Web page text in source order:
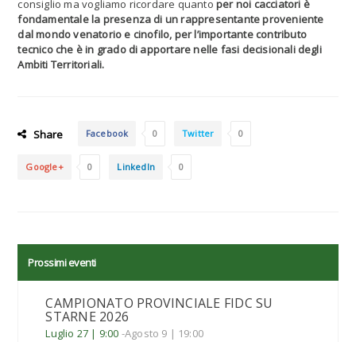
consiglio ma vogliamo ricordare quantoper noi cacciatori è
fondamentale la presenza di un rappresentante proveniente
dalmondo venatorio e cinofilo, per l’importante contributo
tecnico che è in grado di apportare nelle fasi decisionali degli
Ambiti Territoriali.
Share Facebook 0 Twitter 0
Google+ 0 LinkedIn 0
Prossimi eventi
CAMPIONATO PROVINCIALE FIDC SU
STARNE 2026
Luglio 27 | 9:00 -Agosto 9 | 19:00